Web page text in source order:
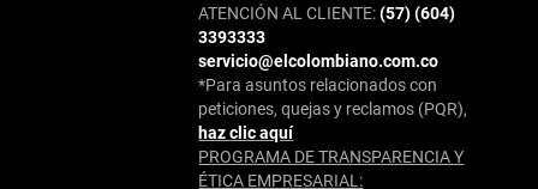
ATENCIÓN AL CLIENTE:(57) (604)
3393333
servicio@elcolombiano.com.co
*Para asuntos relacionados con
peticiones, quejas y reclamos (PQR),
haz clic aquí
PROGRAMA DE TRANSPARENCIA Y
ÉTICA EMPRESARIAL: